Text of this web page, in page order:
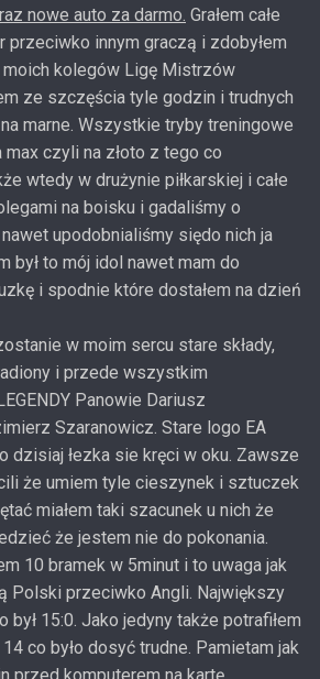
nowe auto za darmo. Grałem całe
przeciwko innym graczą i zdobyłem
kolegów Ligę Mistrzów
ze szczęścia tyle godzin i trudnych
marne. Wszystkie tryby treningowe
max czyli na złoto z tego co
wtedy w drużynie piłkarskiej i całe
na boisku i gadaliśmy o
upodobnialiśmy siędo nich ja
był to mój idol nawet mam do
i spodnie które dostałem na dzień
w moim sercu stare składy,
i przede wszystkim
Panowie Dariusz
Szaranowicz. Stare logo EA
dzisiaj łezka sie kręci w oku. Zawsze
że umiem tyle cieszynek i sztuczek
miałem taki szacunek u nich że
że jestem nie do pokonania.
10 bramek w 5minut i to uwaga jak
Polski przeciwko Angli. Największy
był 15:0. Jako jedyny także potrafiłem
co było dosyć trudne. Pamietam jak